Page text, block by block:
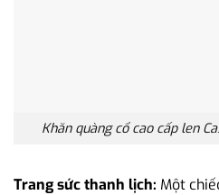
Khăn quàng cổ cao cấp len
Trang sức thanh lịch: Một